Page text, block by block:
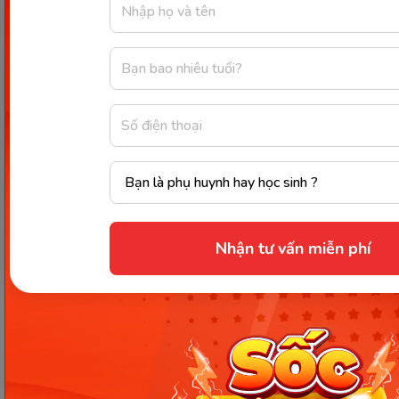
Nhận tư vấn miễn phí
cho bé. Để tạo ra các trò chơi với flashcard cực kỳ
đơn giản, bạn thậm chí không cần chuẩn bị thêm
các vật dụng khác hỗ trợ. Dưới đây là một vài ý
tưởng trò chơi flashcard tiếng Anh cho bé phổ
Trò chơi nhảy ô chữ